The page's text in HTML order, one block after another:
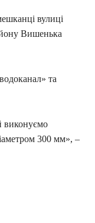
вулиці
Вишенька
та
виконуємо
300 мм», –